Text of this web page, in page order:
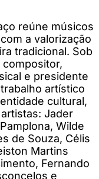
reúne músicos
a valorização
tradicional. Sob
compositor,
e presidente
artístico
cultural,
Jader
Wilde
de Souza, Célis
Martins
Fernando
e